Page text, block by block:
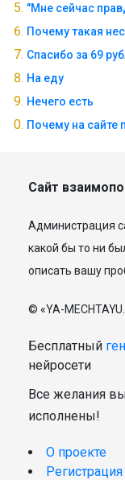
"Мне сейчас
Почему такая
Спасибо за 69
На еду
Нечего есть
Почему на сайте
Сайт
Администрация
какой бы то ни
описать вашу
© «YA-
Бесплатный
нейросети
Все желания
исполнены!
О проекте
Регистрация